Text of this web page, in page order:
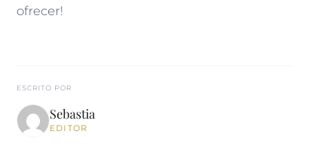
ESCRITO POR
Sebastia
EDITOR
ofrecer!